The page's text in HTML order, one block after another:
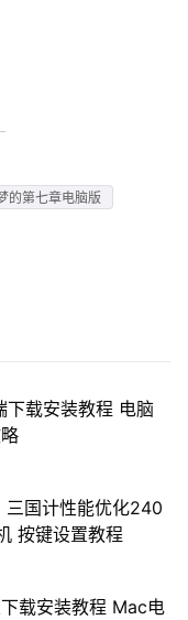
的第七章电脑版
下载安装教程 电脑
三国计性能优化240
按键设置教程
载安装教程 Mac电